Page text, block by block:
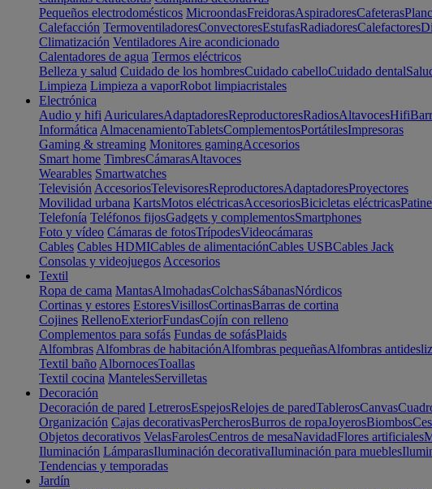
Pequeños electrodomésticos MicroondasFreidorasAspiradoresCafeteras
Calefacción TermoventiladoresConvectoresEstufasRadiadoresCalefactores
Climatización Ventiladores Aire acondicionado
Calentadores de agua Termos eléctricos
Belleza y salud Cuidado de los hombresCuidado cabelloCuidado dental
Limpieza Limpieza a vaporRobot limpiacristales
Electrónica
Audio y hifi AuricularesAdaptadoresReproductoresRadiosAltavocesHifi
Informática AlmacenamientoTabletsComplementosPortátilesImpresoras
Gaming & streaming Monitores gamingAccesorios
Smart home TimbresCámarasAltavoces
Wearables Smartwatches
Televisión AccesoriosTelevisoresReproductoresAdaptadoresProyectores
Movilidad urbana KartsMotos eléctricasAccesoriosBicicletas eléctricas
Telefonía Teléfonos fijosGadgets y complementosSmartphones
Foto y vídeo Cámaras de fotosTrípodesVideocámaras
Cables Cables HDMICables de alimentaciónCables USBCables Jack
Consolas y videojuegos Accesorios
Textil
Ropa de cama MantasAlmohadasColchasSábanasNórdicos
Cortinas y estores EstoresVisillosCortinasBarras de cortina
Cojines RellenoExteriorFundasCojín con relleno
Complementos para sofás Fundas de sofásPlaids
Alfombras Alfombras de habitaciónAlfombras pequeñasAlfombras
Textil baño AlbornocesToallas
Textil cocina MantelesServilletas
Decoración
Decoración de pared LetrerosEspejosRelojes de paredTablerosCanvas
Organización Cajas decorativasPercherosBurros de ropaJoyerosBiombos
Objetos decorativos VelasFarolesCentros de mesaNavidadFlores artificiales
Iluminación LámparasIluminación decorativaIluminación para muebles
Tendencias y temporadas
Jardín